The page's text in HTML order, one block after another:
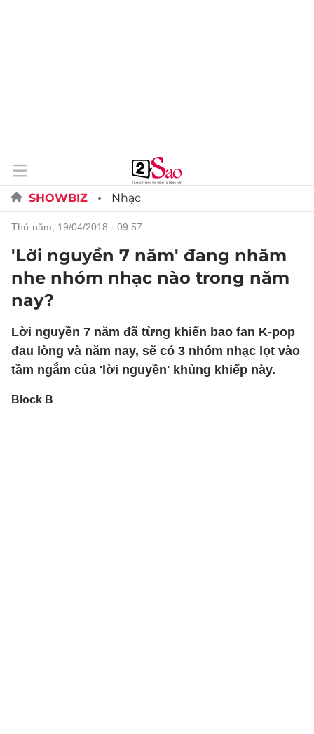
SHOWBIZ Nhạc
thứ năm, 19/04/2018 - 09:57
'Lời nguyền 7 năm' đang nhăm
nhe nhóm nhạc nào trong năm
nay?
Lời nguyền 7 năm đã từng khiến bao fan K-pop
đau lòng và năm nay, sẽ có 3 nhóm nhạc lọt vào
tầm ngắm của 'lời nguyền' khủng khiếp này.
Block B